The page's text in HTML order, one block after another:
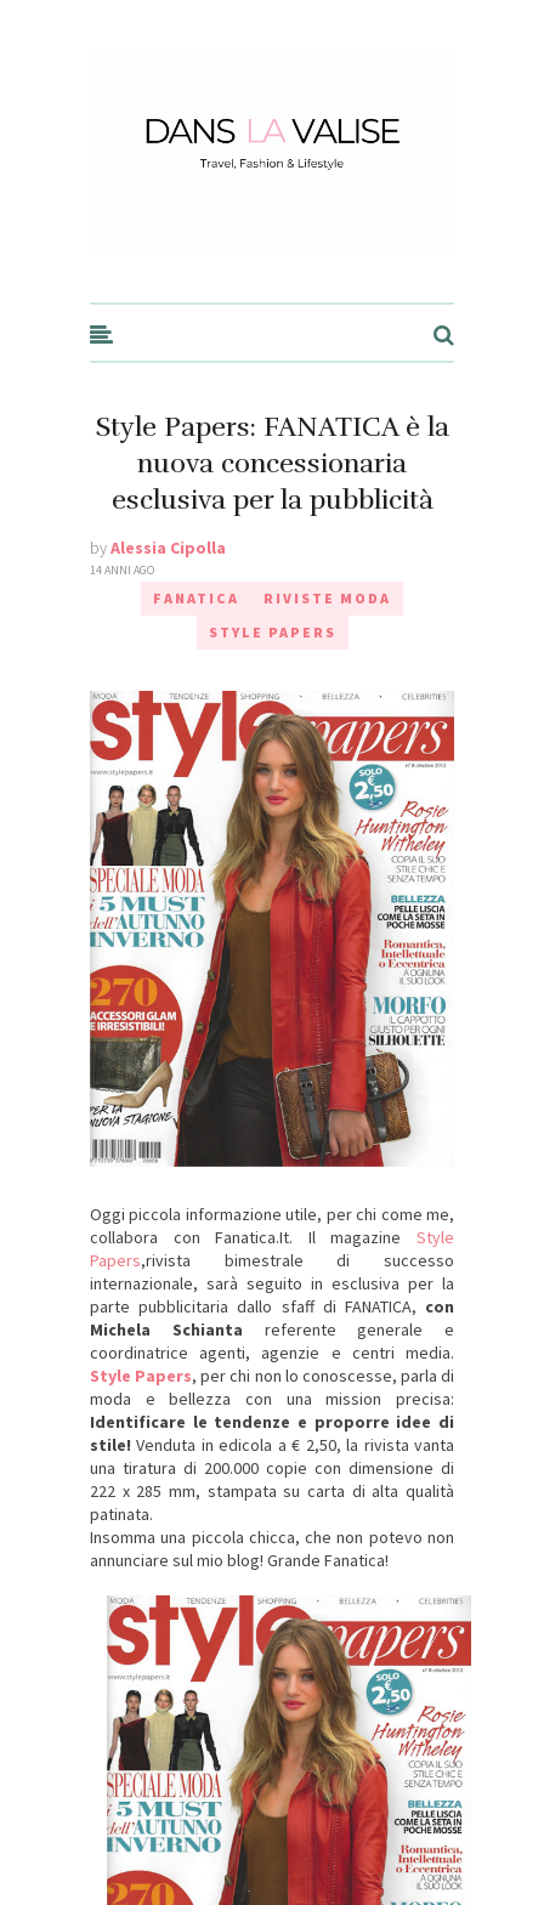
Style Papers: FANATICA è la
nuova concessionaria
esclusiva per la pubblicità
byAlessia Cipolla
14 ANNI AGO
FANATICA
RIVISTE MODA
STYLE PAPERS
Oggi piccola informazione utile, per chi come me,
collabora con Fanatica.It. Il magazine Style
Papers,rivista bimestrale di successo
internazionale, sarà seguito in esclusiva per la
parte pubblicitaria dallo sfaff di FANATICA, con
Michela Schianta referente generale e
coordinatrice agenti, agenzie e centri media.
Style Papers, per chi non lo conoscesse, parla di
moda e bellezza con una mission precisa:
Identificare le tendenze e proporre idee di
stile!Venduta in edicola a € 2,50, la rivista vanta
una tiratura di 200.000 copie con dimensione di
222 x 285 mm, stampata su carta di alta qualità
patinata.
Insomma una piccola chicca, che non potevo non
annunciare sul mio blog! Grande Fanatica!